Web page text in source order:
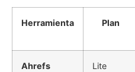
Herramienta Plan
Ahrefs Lite